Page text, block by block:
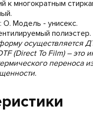
к многократным
Модель - унисекс.
полиэстер.
осуществляется
(Direct To Film) – это
переноса